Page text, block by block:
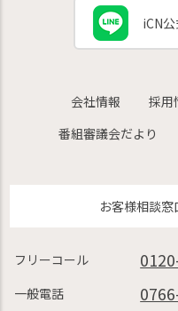
iCN
会社情報 採用
番組審議会だより
お客様相談
フリーコール
一般電話